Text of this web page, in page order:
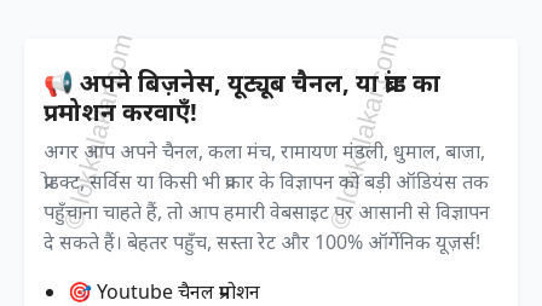
📢 अपने बिज़नेस, यूट्यूब चैनल, या ब्रांड का
प्रमोशन करवाएँ!
अगर आप अपने चैनल, कला मंच, रामायण मंडली, धुमाल, बाजा,
प्रोडक्ट, सर्विस या किसी भी प्रकार के विज्ञापन को बड़ी ऑडियंस तक
पहुँचाना चाहते हैं, तो आप हमारी वेबसाइट पर आसानी से विज्ञापन
दे सकते हैं। बेहतर पहुँच, सस्ता रेट और 100% ऑर्गेनिक यूज़र्स!
🎯 Youtube चैनल प्रमोशन